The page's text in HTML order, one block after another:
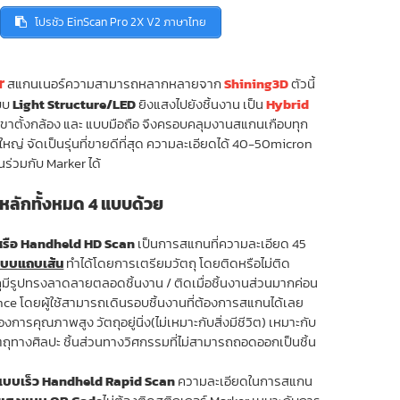
฿.
โปรชัว EinScan Pro 2X V2 ภาษาไทย
สแกนเนอร์ความสามารถหลากหลายจากShining3Dตัวนี้
บLight Structure/LEDยิงแสงไปยังชิ้นงาน เป็นHybrid
ตั้งกล้อง และ แบบมือถือ จึงครอบคลุมงานสแกนเกือบทุก
ญ่ จัดเป็นรุ่นที่ขายดีที่สุด ความละเอียดได้ 40-50micron
วมกับ Marker ได้
ลักทั้งหมด 4 แบบด้วย
Handheld HD Scanเป็นการสแกนที่ความละเอียด 45
บแถบเส้นทำได้โดยการเตรียมวัตถุ โดยติดหรือไม่ติด
รูปทรงลาดลายตลอดชิ้นงาน / ติดเมื่อชิ้นงานส่วนมากค่อน
โดยผู้ใช้สามารถเดินรอบชิ้นงานที่ต้องการสแกนได้เลย
การคุณภาพสูง วัตถุอยู่นิ่ง(ไม่เหมาะกับสิ่งมีชีวิต) เหมาะกับ
างศิลปะ ชิ้นส่วนทางวิศกรรมที่ไม่สามารถถอดออกเป็นชิ้น
เร็ว Handheld Rapid Scanความละเอียดในการสแกน